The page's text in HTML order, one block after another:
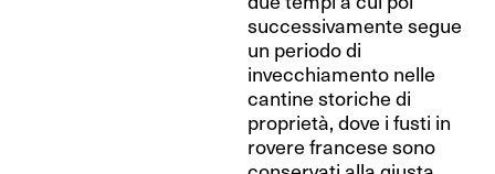
successivamente segue
un periodo di
invecchiamento nelle
cantine storiche di
proprietà, dove i fusti in
rovere francese sono